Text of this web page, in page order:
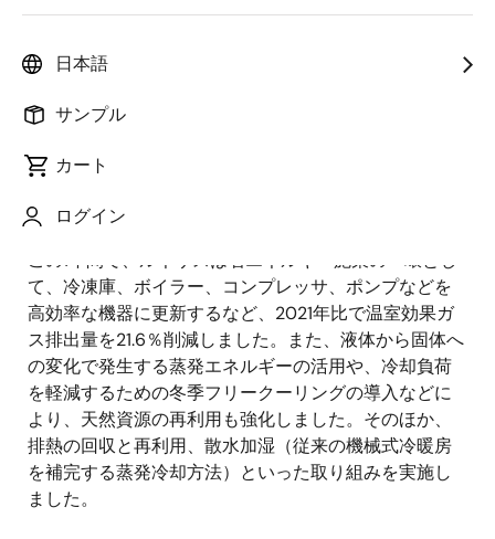
日本語
サンプル
カート
ログイン
ブログ編集局
ルネサスの
成長戦略の強化に向けた一連のマイルストーンを紹介
しています。
この1年間で、ルネサスは省エネルギー施策の一環とし
て、冷凍庫、ボイラー、コンプレッサ、ポンプなどを
高効率な機器に更新するなど、2021年比で温室効果ガ
ス排出量を21.6％削減しました。また、液体から固体へ
の変化で発生する蒸発エネルギーの活用や、冷却負荷
を軽減するための冬季フリークーリングの導入などに
より、天然資源の再利用も強化しました。そのほか、
排熱の回収と再利用、散水加湿（従来の機械式冷暖房
を補完する蒸発冷却方法）といった取り組みを実施し
ました。